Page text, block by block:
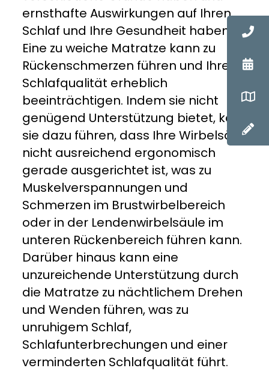
ernsthafte Auswirkungen auf Ihren
Schlaf und Ihre Gesundheit haben.
Eine zu weiche Matratze kann zu
Rückenschmerzen führen und Ihre
Schlafqualität erheblich
beeinträchtigen. Indem sie nicht
genügend Unterstützung bietet, kann
sie dazu führen, dass Ihre Wirbelsäule
nicht ausreichend ergonomisch
gerade ausgerichtet ist, was zu
Muskelverspannungen und
Schmerzen im Brustwirbelbereich
oder in der Lendenwirbelsäule im
unteren Rückenbereich führen kann.
Darüber hinaus kann eine
unzureichende Unterstützung durch
die Matratze zu nächtlichem Drehen
und Wenden führen, was zu
unruhigem Schlaf,
Schlafunterbrechungen und einer
verminderten Schlafqualität führt.